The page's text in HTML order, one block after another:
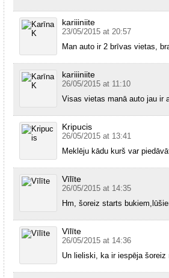
kariiiniite
23/05/2015 at 20:57
Man auto ir 2 brīvas vietas,
kariiiniite
26/05/2015 at 11:10
Visas vietas manā auto jau ir
Kripucis
26/05/2015 at 13:41
Meklēju kādu kurš var
Vīlīte
26/05/2015 at 14:35
Hm, šoreiz starts
Vīlīte
26/05/2015 at 14:36
Un lieliski, ka ir iespēja